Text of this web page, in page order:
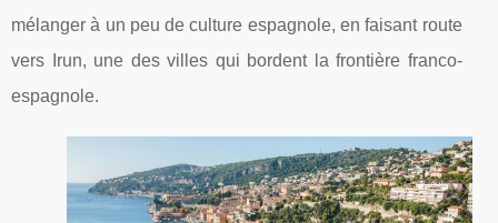
mélanger à un peu de culture espagnole, en faisant route
vers Irun, une des villes qui bordent la frontière franco-
espagnole.